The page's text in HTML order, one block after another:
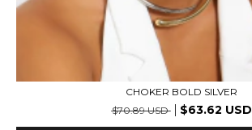
CHOKER BOLD SILVER
$70.89 USD
$63.62 USD